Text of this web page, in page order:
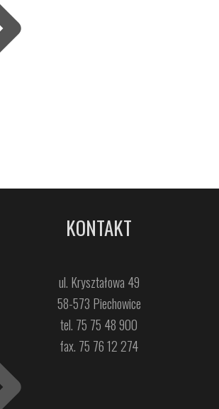
KONTAKT
ul. Kryształowa 49
58-573 Piechowice
tel. 75 75 48 900
fax. 75 76 12 274